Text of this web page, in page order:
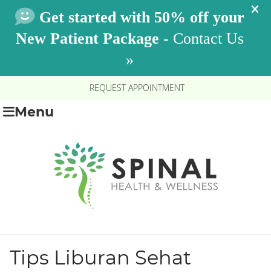
REQUEST APPOINTMENT
Menu
Tips Liburan Sehat